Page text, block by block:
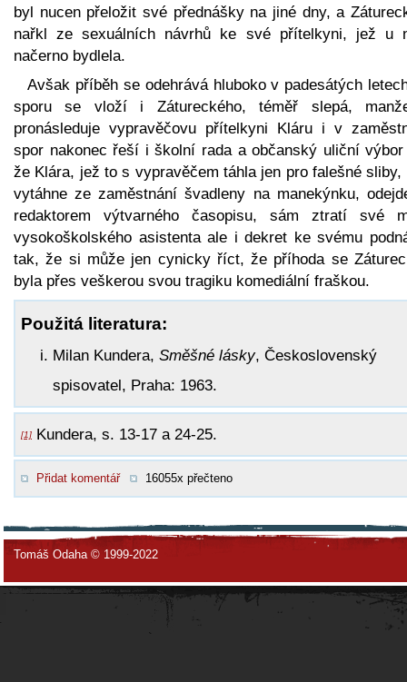
byl nucen přeložit své přednášky na jiné dny, a
nařkl ze sexuálních návrhů ke své přítelkyni, jež u
načerno bydlela.
Avšak příběh se odehrává hluboko v padesátých
sporu se vloží i Zátureckého, téměř slepá,
pronásleduje vypravěčovu přítelkyni Kláru i v
spor nakonec řeší i školní rada a občanský uliční
že Klára, jež to s vypravěčem táhla jen pro falešné sliby,
vytáhne ze zaměstnání švadleny na manekýnku,
redaktorem výtvarného časopisu, sám ztratí své
vysokoškolského asistenta ale i dekret ke svému
tak, že si může jen cynicky říct, že příhoda se
byla přes veškerou svou tragiku komediální fraškou.
Použitá literatura:
Milan Kundera, Směšné lásky, Československý
spisovatel, Praha: 1963.
[1] Kundera, s. 13-17 a 24-25.
Přidat komentář 16055x přečteno
Tomáš Odaha © 1999-2022